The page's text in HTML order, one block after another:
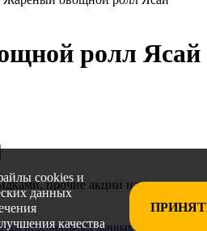
ролл Ясай
прочие акции на них не
персональных данных
cookies и
данных
качества